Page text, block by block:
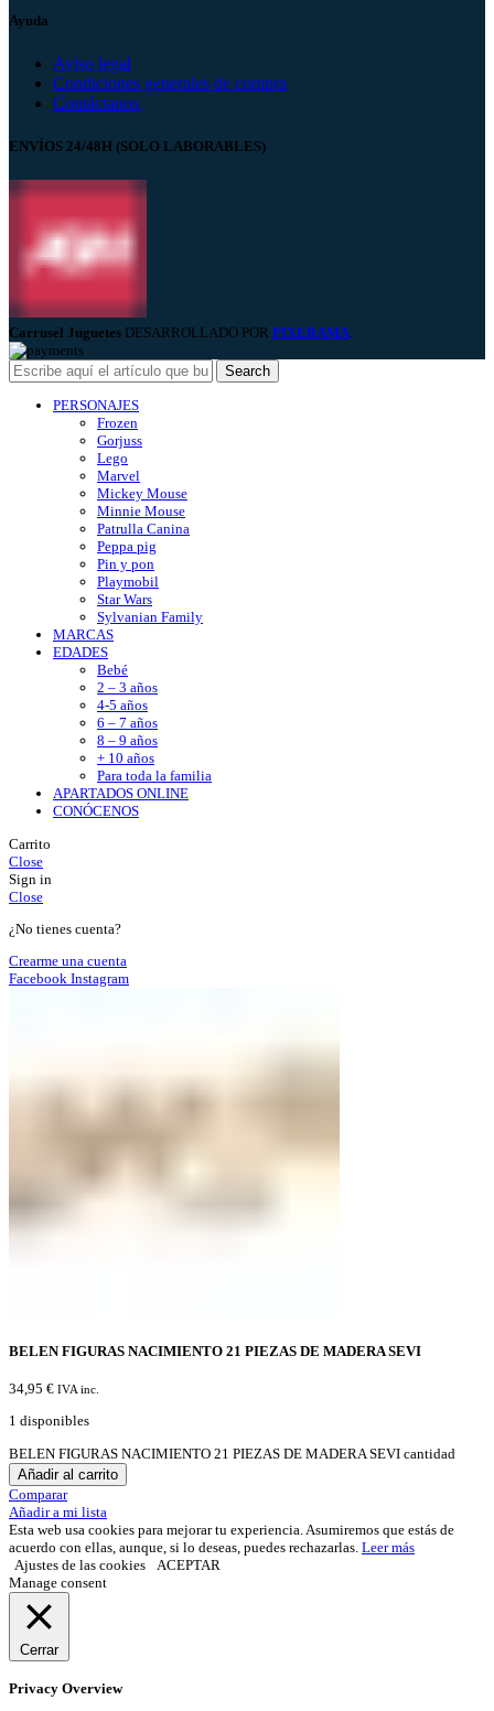
Ayuda
Aviso legal
Condiciones generales de compra
Contáctanos
ENVÍOS 24/48H (SOLO LABORABLES)
Carrusel Juguetes DESARROLLADO POR PIXERAMA.
Search
PERSONAJES
Frozen
Gorjuss
Lego
Marvel
Mickey Mouse
Minnie Mouse
Patrulla Canina
Peppa pig
Pin y pon
Playmobil
Star Wars
Sylvanian Family
MARCAS
EDADES
Bebé
2 – 3 años
4-5 años
6 – 7 años
8 – 9 años
+ 10 años
Para toda la familia
APARTADOS ONLINE
CONÓCENOS
Carrito
Close
Sign in
Close
¿No tienes cuenta?
Crearme una cuenta
Facebook Instagram
BELEN FIGURAS NACIMIENTO 21 PIEZAS DE MADERA SEVI
34,95 € IVA inc.
1 disponibles
BELEN FIGURAS NACIMIENTO 21 PIEZAS DE MADERA SEVI cantidad
Añadir al carrito
Comparar
Añadir a mi lista
Esta web usa cookies para mejorar tu experiencia. Asumiremos que estás de
acuerdo con ellas, aunque, si lo deseas, puedes rechazarlas. Leer más
Ajustes de las cookies
ACEPTAR
Manage consent
Cerrar
Privacy Overview